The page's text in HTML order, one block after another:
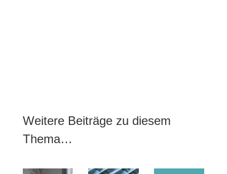
Weitere Beiträge zu diesem
Thema…